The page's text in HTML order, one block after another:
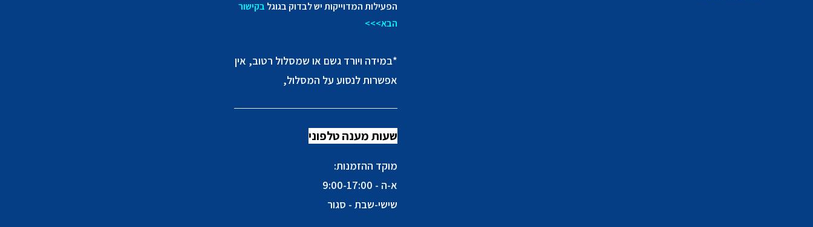
הפעילות המדוייקות יש לבדוק בגוגל בקישור
הבא>>>
*במידה ויורד גשם או שמסלול רטוב, אין
אפשרות לנסוע על המסלול,
שעות מענה טלפוני
מוקד ההזמנות:
א-ה - 9:00-17:00
שישי-שבת - סגור